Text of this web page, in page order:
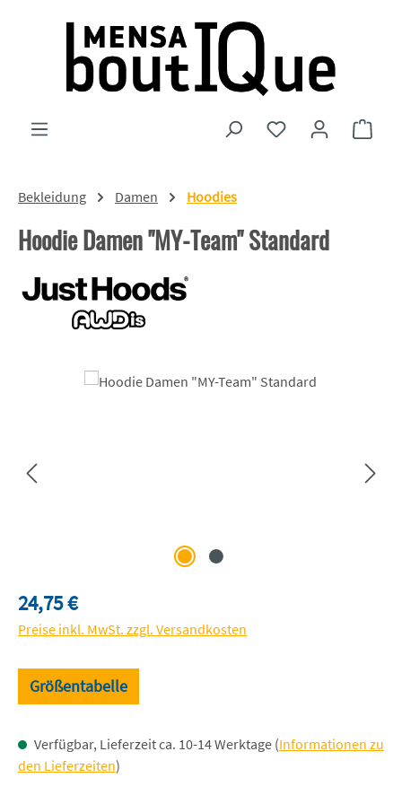
Zum Hauptinhalt springen
Du hast 0
Bekleidung Damen Hoodies
Hoodie Damen "MY-Team" Standard
Bildergalerie überspringen
Regulärer Preis:
24,75 €
Preise inkl. MwSt. zzgl. Versandkosten
Größentabelle
Verfügbar, Lieferzeit ca. 10-14 Werktage (Informationen zu
den Lieferzeiten)